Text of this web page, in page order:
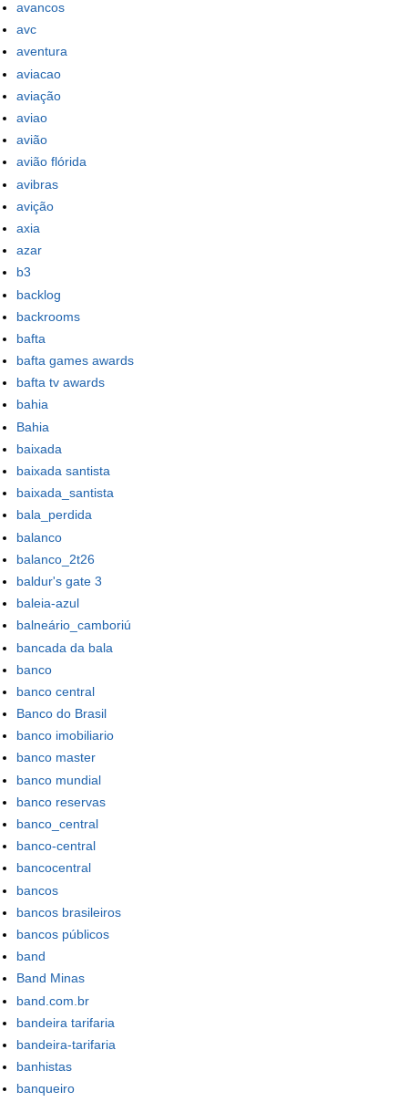
avancos
avc
aventura
aviacao
aviação
aviao
avião
avião flórida
avibras
avição
axia
azar
b3
backlog
backrooms
bafta
bafta games awards
bafta tv awards
bahia
Bahia
baixada
baixada santista
baixada_santista
bala_perdida
balanco
balanco_2t26
baldur's gate 3
baleia-azul
balneário_camboriú
bancada da bala
banco
banco central
Banco do Brasil
banco imobiliario
banco master
banco mundial
banco reservas
banco_central
banco-central
bancocentral
bancos
bancos brasileiros
bancos públicos
band
Band Minas
band.com.br
bandeira tarifaria
bandeira-tarifaria
banhistas
banqueiro